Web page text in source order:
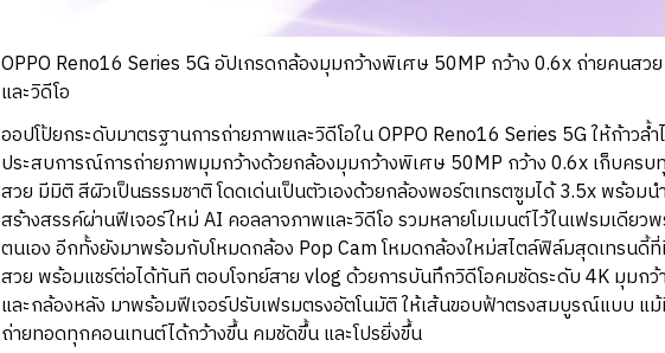
OPPO Reno16 Series 5G อัปเกรดกล้องมุมกว้างพิเศษ 50MP กว้าง 0.6x ถ่ายคนสว
และวิดีโอ
ออปโป้ยกระดับมาตรฐานการถ่ายภาพและวิดีโอใน OPPO Reno16 Series 5G ให้ก้าวล้
ประสบการณ์การถ่ายภาพมุมกว้างด้วยกล้องมุมกว้างพิเศษ 50MP กว้าง 0.6x เก็บครบ
สวย มีมิติ สีผิวเป็นธรรมชาติ โดดเด่นเป็นตัวเองด้วยกล้องพอร์ตเทรตซูมได้ 3.5x พร้อม
สร้างสรรค์ผ่านฟีเจอร์ใหม่ AI คอลลาจภาพและวิดีโอ รวมหลายโมเมนต์ไว้ในเฟรมเดียว
ตนเอง อีกทั้งยังมาพร้อมกับโหมดกล้อง Pop Cam โหมดกล้องใหม่สไตล์ฟิล์มสุดเทรนดี้
สวย พร้อมแชร์ต่อได้ทันที ตอบโจทย์สาย vlog ด้วยการบันทึกวิดีโอคมชัดระดับ 4K มุมก
และกล้องหลัง มาพร้อมฟีเจอร์ปรับเฟรมตรงอัตโนมัติ ให้เส้นขอบฟ้าตรงสมบูรณ์แบบ แ
ถ่ายทอดทุกคอนเทนต์ได้กว้างขึ้น คมชัดขึ้น และโปรยิ่งขึ้น